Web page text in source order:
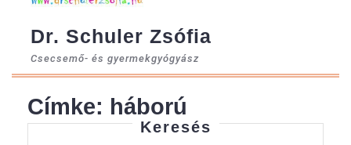
Dr. Schuler Zsófia
Csecsemő- és gyermekgyógyász
Címke: háború
Keresés